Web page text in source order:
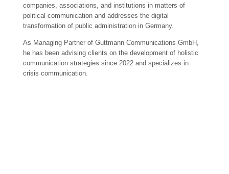
companies, associations, and institutions in matters of
political communication and addresses the digital
transformation of public administration in Germany.
As Managing Partner of Guttmann Communications GmbH,
he has been advising clients on the development of holistic
communication strategies since 2022 and specializes in
crisis communication.